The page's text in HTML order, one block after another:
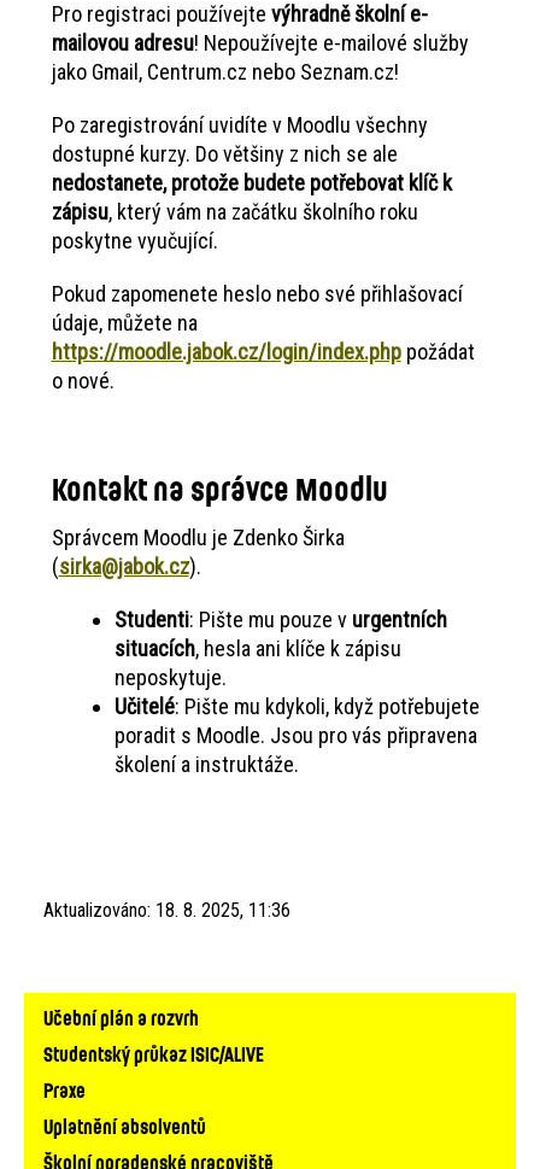
Pro registraci používejte výhradně školní e-
mailovou adresu! Nepoužívejte e-mailové služby
jako Gmail, Centrum.cz nebo Seznam.cz!
Po zaregistrování uvidíte v Moodlu všechny
dostupné kurzy. Do většiny z nich se ale
nedostanete, protože budete potřebovat klíč k
zápisu, který vám na začátku školního roku
poskytne vyučující.
Pokud zapomenete heslo nebo své přihlašovací
údaje, můžete na
https://moodle.jabok.cz/login/index.phppožádat
o nové.
Kontakt na správce Moodlu
Správcem Moodlu je Zdenko Širka
(sirka@jabok.cz).
Studenti: Pište mu pouze v urgentních
situacích, hesla ani klíče k zápisu
neposkytuje.
Učitelé: Pište mu kdykoli, když potřebujete
poradit s Moodle. Jsou pro vás připravena
školení a instruktáže.
Aktualizováno: 18. 8. 2025, 11:36
Hlavní
navigace
Učební plán a rozvrh
Studentský průkaz ISIC/ALIVE
Praxe
Uplatnění absolventů
Školní poradenské pracoviště